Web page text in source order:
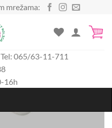
mrežama:
065/63-11-711
16h